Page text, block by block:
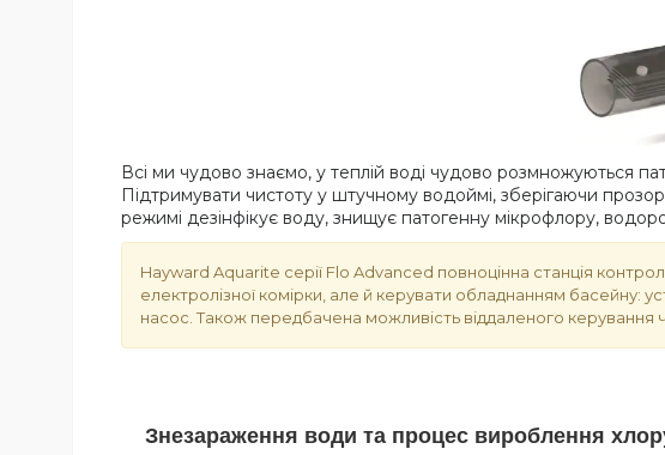
Всі ми чудово знаємо, у теплій воді чудово розмножуються
Підтримувати чистоту у штучному водоймі, зберігаючи
режимі дезінфікує воду, знищує патогенну мікрофлору,
Hayward Aquarite серії Flo Advanced повноцінна станція
електролізної комірки, але й керувати обладнанням басейну:
насос. Також передбачена можливість віддаленого
Знезараження води та процес вироблення